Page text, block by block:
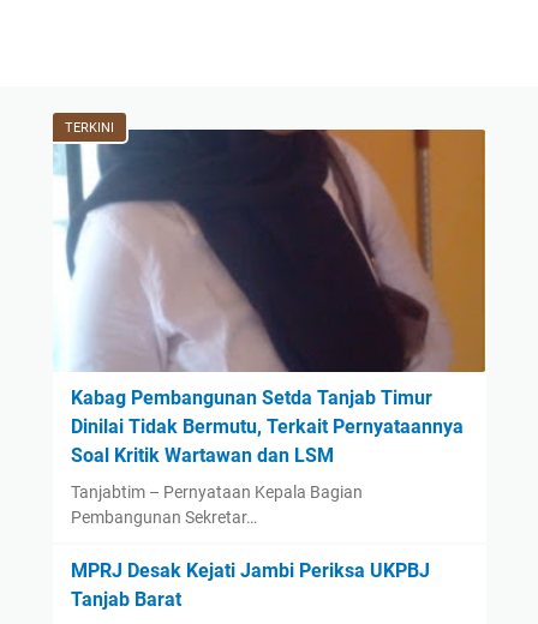
TERKINI
Kabag Pembangunan Setda Tanjab Timur
Dinilai Tidak Bermutu, Terkait Pernyataannya
Soal Kritik Wartawan dan LSM
Tanjabtim – Pernyataan Kepala Bagian
Pembangunan Sekretar…
MPRJ Desak Kejati Jambi Periksa UKPBJ
Tanjab Barat